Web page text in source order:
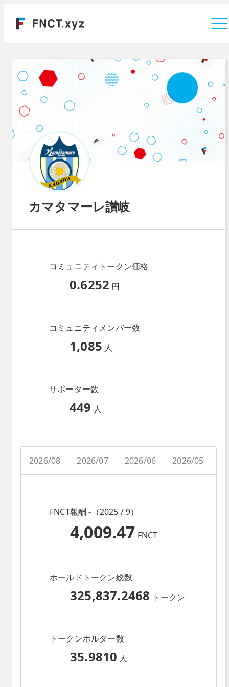
カマタマーレ讃岐
コミュニティトークン価格
0.6252 円
コミュニティメンバー数
1,085 人
サポーター数
449 人
2026/08 2026/07 2026/06 2026/05
FNCT報酬 -（2025 / 9）
4,009.47 FNCT
ホールドトークン総数
325,837.2468 トークン
トークンホルダー数
35.9810 人